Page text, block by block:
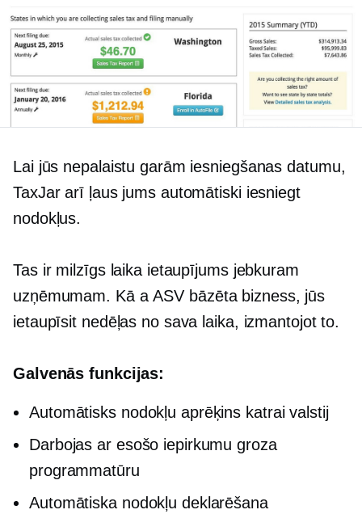
Lai jūs nepalaistu garām iesniegšanas datumu,
TaxJar arī ļaus jums automātiski iesniegt
nodokļus.
Tas ir milzīgs laika ietaupījums jebkuram
uzņēmumam. Kā aASV bāzētabizness, jūs
ietaupīsit nedēļas no sava laika, izmantojot to.
Galvenās funkcijas:
Automātisks nodokļu aprēķins katrai valstij
Darbojas ar esošo iepirkumu groza
programmatūru
Automātiska nodokļu deklarēšana